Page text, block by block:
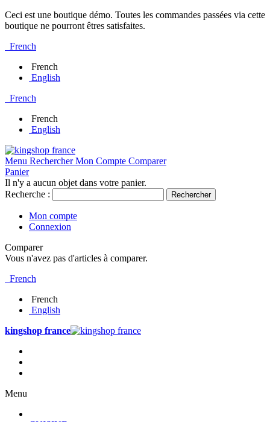
Ceci est une boutique démo. Toutes les commandes passées via cette
boutique ne pourront êtres satisfaites.
French
French
English
French
French
English
Menu Rechercher Mon Compte Comparer
Panier
Il n'y a aucun objet dans votre panier.
Recherche :
Rechercher
Mon compte
Connexion
Comparer
Vous n'avez pas d'articles à comparer.
French
French
English
kingshop france
Menu